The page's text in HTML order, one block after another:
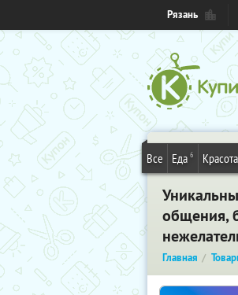
Рязань
Все Еда 6 Красота
общения,
Главная